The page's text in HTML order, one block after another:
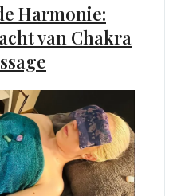
Harmonie:
van Chakra